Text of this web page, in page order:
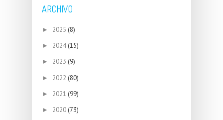
ARCHIVO
► 2025 (8)
► 2024 (15)
► 2023 (9)
► 2022 (80)
► 2021 (99)
► 2020 (73)